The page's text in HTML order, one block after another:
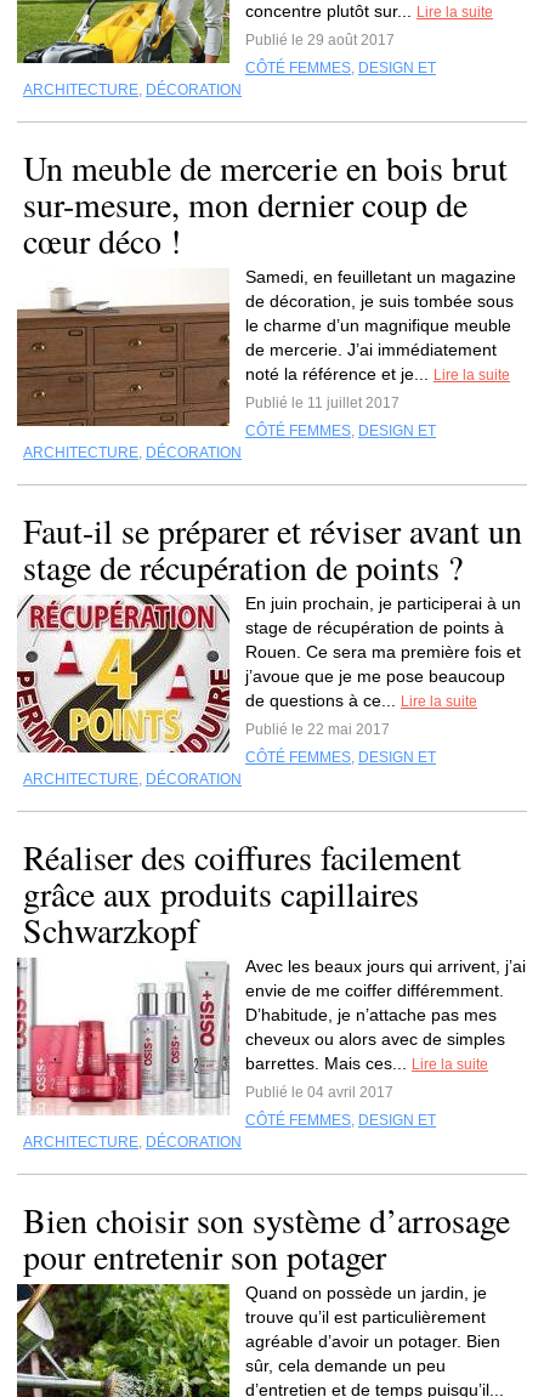
concentre plutôt sur...
Lire la suite
Publié le 29 août 2017
CÔTÉ FEMMES, DESIGN ET
ARCHITECTURE, DÉCORATION
Un meuble de mercerie en bois brut
sur-mesure, mon dernier coup de
cœur déco !
Samedi, en feuilletant un magazine
de décoration, je suis tombée sous
le charme d’un magnifique meuble
de mercerie. J’ai immédiatement
noté la référence et je...
Lire la suite
Publié le 11 juillet 2017
CÔTÉ FEMMES, DESIGN ET
ARCHITECTURE, DÉCORATION
Faut-il se préparer et réviser avant un
stage de récupération de points ?
En juin prochain, je participerai à un
stage de récupération de points à
Rouen. Ce sera ma première fois et
j’avoue que je me pose beaucoup
de questions à ce...
Lire la suite
Publié le 22 mai 2017
CÔTÉ FEMMES, DESIGN ET
ARCHITECTURE, DÉCORATION
Réaliser des coiffures facilement
grâce aux produits capillaires
Schwarzkopf
Avec les beaux jours qui arrivent, j’ai
envie de me coiffer différemment.
D’habitude, je n’attache pas mes
cheveux ou alors avec de simples
barrettes. Mais ces...
Lire la suite
Publié le 04 avril 2017
CÔTÉ FEMMES, DESIGN ET
ARCHITECTURE, DÉCORATION
Bien choisir son système d’arrosage
pour entretenir son potager
Quand on possède un jardin, je
trouve qu’il est particulièrement
agréable d’avoir un potager. Bien
sûr, cela demande un peu
d’entretien et de temps puisqu’il...